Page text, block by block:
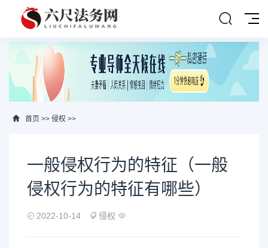
首页 >> 侵权 >>
一般侵权行为的特征（一般
侵权行为的特征有哪些）
2022-10-14 侵权